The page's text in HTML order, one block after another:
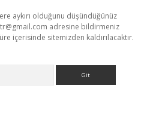
aykırı olduğunu düşündüğünüz
adresine bildirmeniz
içerisinde sitemizden kaldırılacaktır.